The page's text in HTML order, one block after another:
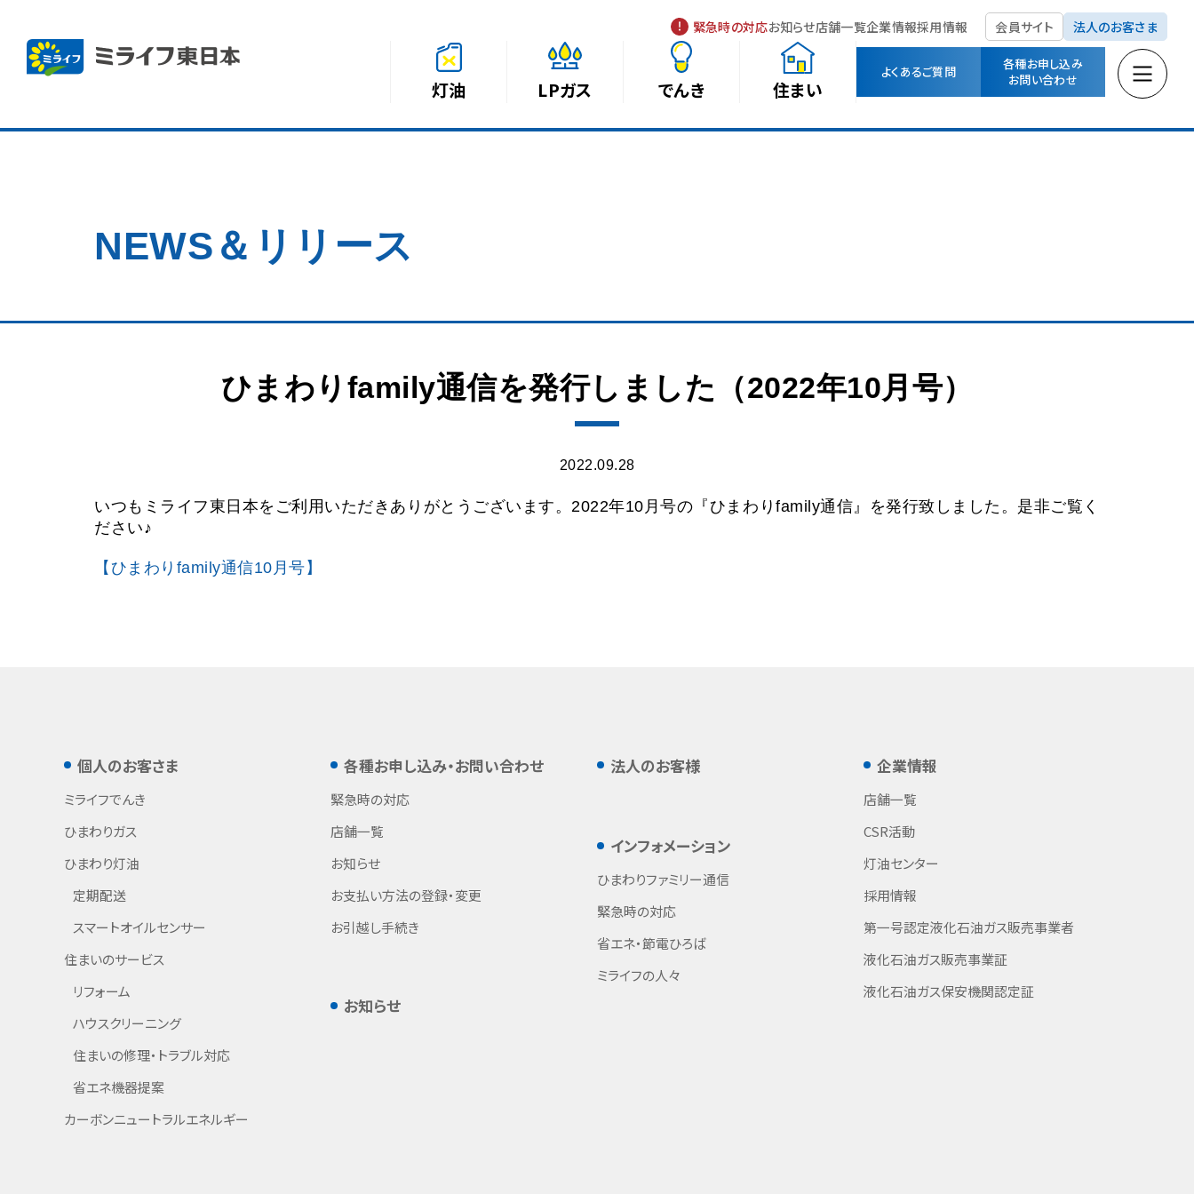
緊急時の対応お知らせ店舗一覧企業情報採用情報 会員サイト 法人のお客さま
灯油 LPガス でんき 住まい
よくあるご質問
各種お申し込み
お問い合わせ
NEWS＆リリース
ひまわりfamily通信を発行しました（2022年10月号）
2022.09.28
いつもミライフ東日本をご利用いただきありがとうございます。2022年10月号の『ひまわりfamily通信』を発行致しました。是非ご覧く
ださい♪
【ひまわりfamily通信10月号】
個人のお客さま
ミライフでんき
ひまわりガス
ひまわり灯油
定期配送
スマートオイルセンサー
住まいのサービス
リフォーム
ハウスクリーニング
住まいの修理・トラブル対応
省エネ機器提案
カーボンニュートラルエネルギー
各種お申し込み・お問い合わせ
緊急時の対応
店舗一覧
お知らせ
お支払い方法の登録・変更
お引越し手続き
お知らせ
法人のお客様
インフォメーション
ひまわりファミリー通信
緊急時の対応
省エネ・節電ひろば
ミライフの人々
企業情報
店舗一覧
CSR活動
灯油センター
採用情報
第一号認定液化石油ガス販売事業者
液化石油ガス販売事業証
液化石油ガス保安機関認定証